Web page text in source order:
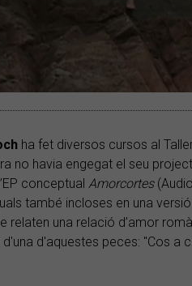
ha fet diversos cursos al
no havia engegat el seu
conceptual Amorcortes
també incloses en una
relaten una relació d’amor
d'aquestes peces: "Cos a